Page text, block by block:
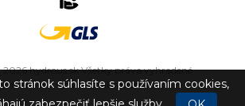
hydrous.sk Všetky práva vyhradené
na mieruvytvorilovibration.sk
stránok súhlasíte s používaním cookies,